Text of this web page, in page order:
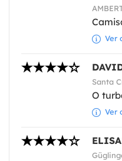
Ver
Santa
O
Ver